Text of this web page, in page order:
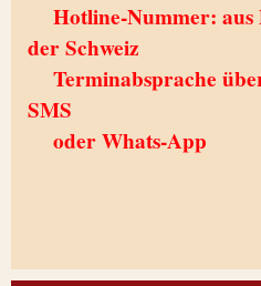
Hotline-Nummer:
der Schweiz
Terminabsprache
SMS
oder Whats-App